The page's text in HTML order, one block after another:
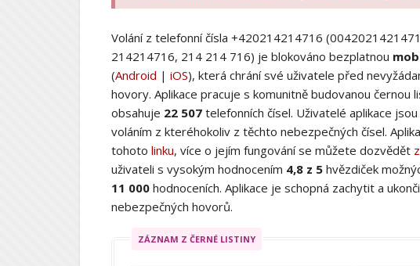
Volání z telefonní čísla +420214214716
214214716, 214 214 716) je blokováno bezplatnou
(Android | iOS), která chrání své uživatele před
hovory. Aplikace pracuje s komunitně budovanou černou
obsahuje 22 507 telefonních čísel. Uživatelé aplikace
voláním z kteréhokoliv z těchto nebezpečných čísel.
tohoto linku, více o jejím fungování se můžete dozvědět
uživateli s vysokým hodnocením 4,8 z 5 hvězdiček
11 000 hodnoceních. Aplikace je schopná zachytit a
nebezpečných hovorů.
ZÁZNAM Z ČERNÉ LISTINY